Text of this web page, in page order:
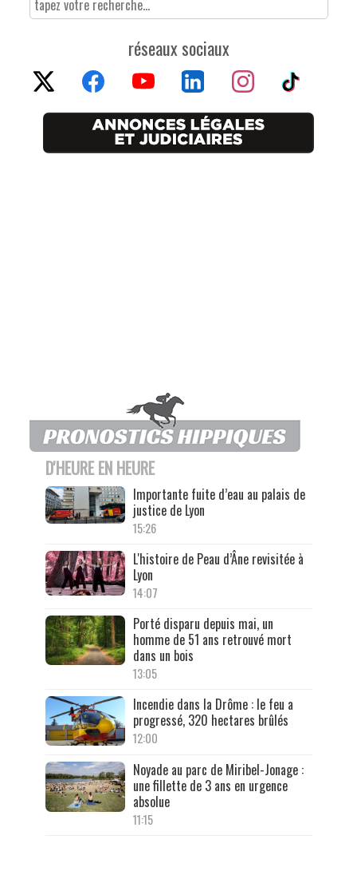
réseaux sociaux
D'HEURE EN HEURE
Importante fuite d’eau au palais de
justice de Lyon
15:26
L'histoire de Peau d’Âne revisitée à
Lyon
14:07
Porté disparu depuis mai, un
homme de 51 ans retrouvé mort
dans un bois
13:05
Incendie dans la Drôme : le feu a
progressé, 320 hectares brûlés
12:00
Noyade au parc de Miribel-Jonage :
une fillette de 3 ans en urgence
absolue
11:15